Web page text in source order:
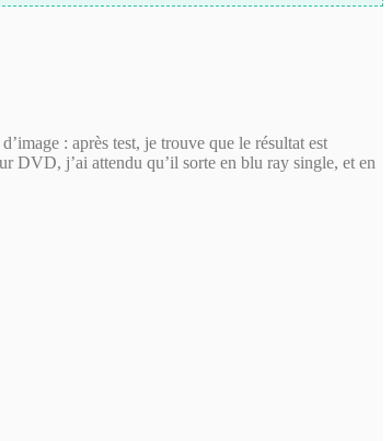
: après test, je trouve que le résultat est
DVD, j’ai attendu qu’il sorte en blu ray single, et en